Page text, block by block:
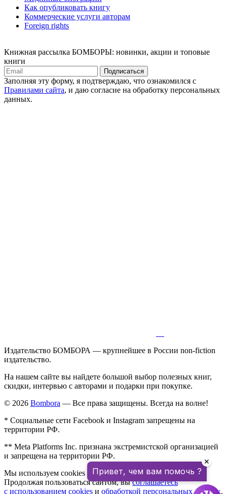
Как опубликовать книгу
Коммерческие услуги авторам
Foreign rights
Книжная рассылка БОМБОРЫ: новинки, акции и топовые
книги
Подписаться
Заполняя эту форму, я подтверждаю, что ознакомился с
Правилами сайта, и даю согласие на обработку персональных
данных.
Издательство БОМБОРА — крупнейшее в России non-fiction
издательство.
На нашем сайте вы найдете большой выбор полезных книг,
скидки, интервью с авторами и подарки при покупке.
© 2026 Bombora — Все права защищены. Всегда на волне!
* Социальные сети Facebook и Instagram запрещены на
территории РФ.
** Meta Platforms Inc. признана экстремистской организацией
и запрещена на территории РФ.
Мы используем cookies для улучшения работы сайта.
Продолжая пользоваться сайтом, высоглашаетесь
с использованием cookies и обработкой персональных данных.
Привет, чем вам помочь ?
✕